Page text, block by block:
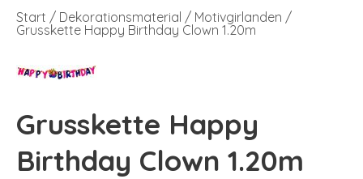
Start / Dekorationsmaterial / Motivgirlanden /
Grusskette Happy Birthday Clown 1.20m
Grusskette Happy
Birthday Clown 1.20m